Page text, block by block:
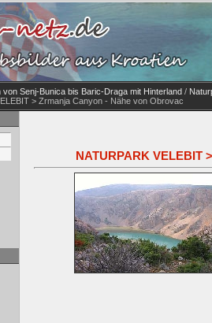
von Senj-Bunica bis Baric-Draga mit Hinterland /
> Zrmanja Canyon - Nähe von Obrovac
NATURPARK VELEBIT